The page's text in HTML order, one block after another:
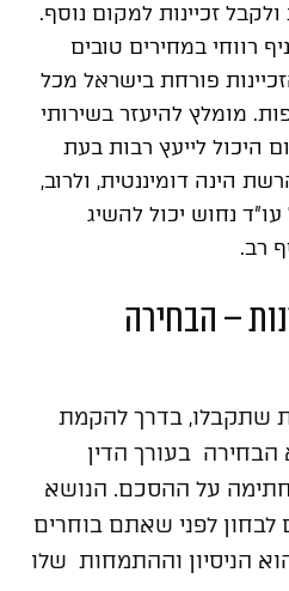
זכיינות למקום נוסף.
רווחי במחירים טובים
פורחת בישראל מכל
מומלץ להיעזר בשירותי
היכול לייעץ רבות בעת
הינה דומיננטית, ולרוב,
נחוש יכול להשיג
רב.
– הבחירה
שתקבלו, בדרך להקמת
בעורך הדין
על ההסכם. הנושא
לבחון לפני שאתם בוחרים
הוא הניסיון וההתמחות שלו